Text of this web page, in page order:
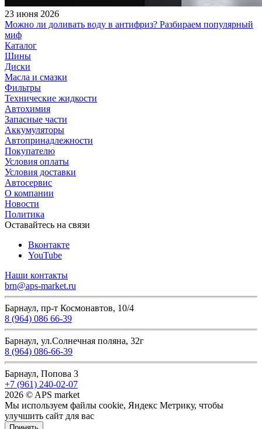
23 июня 2026
Можно ли доливать воду в антифриз? Разбираем популярный
миф
Каталог
Шины
Диски
Масла и смазки
Фильтры
Технические жидкости
Автохимия
Запасные части
Аккумуляторы
Автопринадлежности
Покупателю
Условия оплаты
Условия доставки
Автосервис
О компании
Новости
Политика
Оставайтесь на связи
Вконтакте
YouTube
Наши контакты
brn@aps-market.ru
Барнаул, пр-т Космонавтов, 10/4
8 (964) 086 66-39
Барнаул, ул.Солнечная поляна, 32г
8 (964) 086-66-39
Барнаул, Попова 3
+7 (961) 240-02-07
2026 © APS market
Мы используем файлы cookie, Яндекс Метрику, чтобы
улучшить сайт для вас